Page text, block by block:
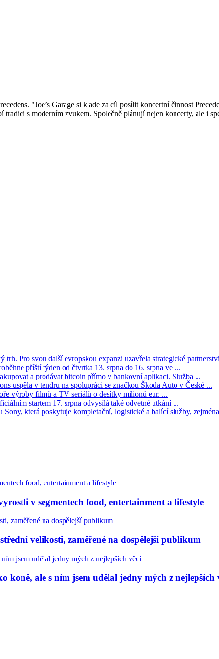
"Joe’s Garage si klade za cíl posílit koncertní činnost
s moderním zvukem. Společně plánují nejen koncerty, ale i
Pro svou další evropskou expanzi uzavřela strategické
příští týden od čtvrtka 13. srpna do 16. srpna ve ...
a prodávat bitcoin přímo v bankovní aplikaci. Služba ...
uspěla v tendru na spolupráci se značkou Škoda Auto v České ...
výroby filmů a TV seriálů o desítky milionů eur. ...
startem 17. srpna odvysílá také odvetné utkání ...
Sony, která poskytuje kompletační, logistické a balící služby,
v segmentech food, entertainment a lifestyle
velikosti, zaměřené na dospělejší publikum
koně, ale s ním jsem udělal jedny mých z nejlepších